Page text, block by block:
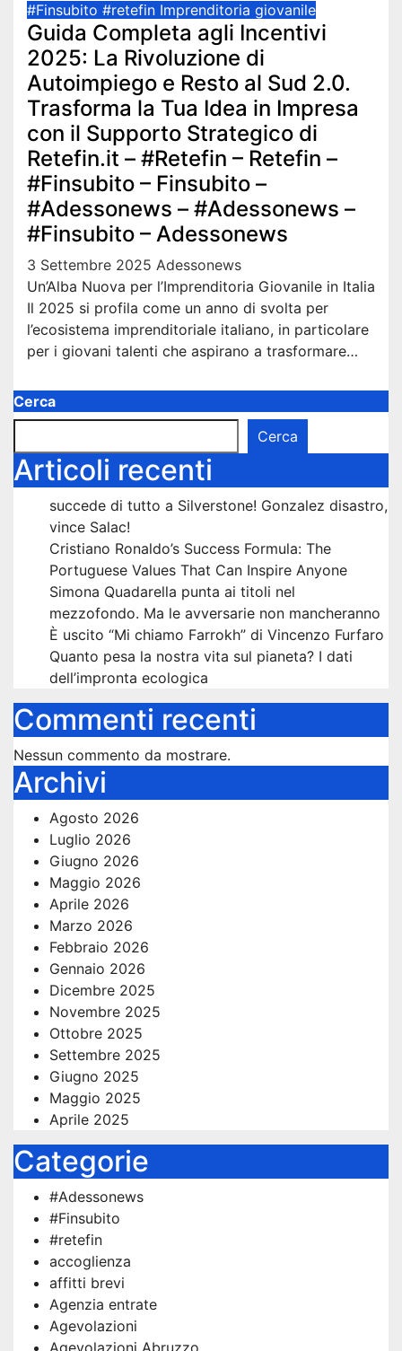
#Finsubito #retefin Imprenditoria giovanile
Guida Completa agli Incentivi
2025: La Rivoluzione di
Autoimpiego e Resto al Sud 2.0.
Trasforma la Tua Idea in Impresa
con il Supporto Strategico di
Retefin.it – #Retefin – Retefin –
#Finsubito – Finsubito –
#Adessonews – #Adessonews –
#Finsubito – Adessonews
3 Settembre 2025 Adessonews
Un’Alba Nuova per l’Imprenditoria Giovanile in Italia
Il 2025 si profila come un anno di svolta per
l’ecosistema imprenditoriale italiano, in particolare
per i giovani talenti che aspirano a trasformare…
Cerca
Cerca
Articoli recenti
succede di tutto a Silverstone! Gonzalez disastro,
vince Salac!
Cristiano Ronaldo’s Success Formula: The
Portuguese Values That Can Inspire Anyone
Simona Quadarella punta ai titoli nel
mezzofondo. Ma le avversarie non mancheranno
È uscito “Mi chiamo Farrokh” di Vincenzo Furfaro
Quanto pesa la nostra vita sul pianeta? I dati
dell’impronta ecologica
Commenti recenti
Nessun commento da mostrare.
Archivi
Agosto 2026
Luglio 2026
Giugno 2026
Maggio 2026
Aprile 2026
Marzo 2026
Febbraio 2026
Gennaio 2026
Dicembre 2025
Novembre 2025
Ottobre 2025
Settembre 2025
Giugno 2025
Maggio 2025
Aprile 2025
Categorie
#Adessonews
#Finsubito
#retefin
accoglienza
affitti brevi
Agenzia entrate
Agevolazioni
Agevolazioni Abruzzo